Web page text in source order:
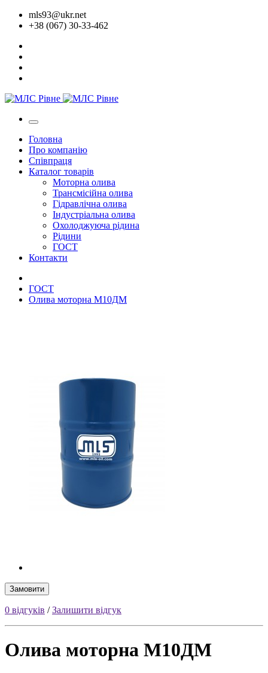
mls93@ukr.net
+38 (067) 30-33-462
Головна
Про компанію
Співпраця
Каталог товарів
Моторна олива
Трансмісійна олива
Гідравлічна олива
Індустріальна олива
Охолоджуюча рідина
Рідини
ГОСТ
Контакти
ГОСТ
Олива моторна М10ДМ
Замовити
0 відгуків /Залишити відгук
Олива моторна М10ДМ